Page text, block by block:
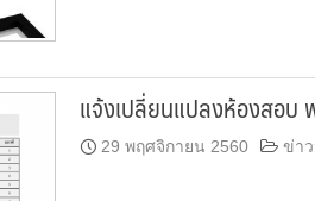
แจ้งเปลี่ยนแปลงห้องสอบ
29 พฤศจิกายน 2560 ข่า